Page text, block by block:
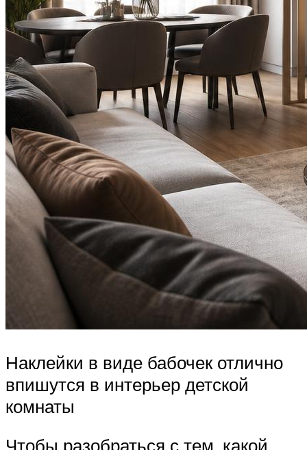
Наклейки в виде бабочек отлично
впишутся в интерьер детской
комнаты
Чтобы разобраться с тем, какой